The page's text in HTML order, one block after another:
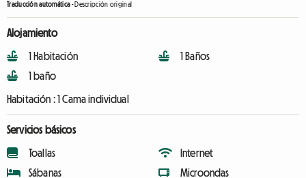
Traducción automática-Descripción original
Alojamiento
1 Habitación
1 baño
1 Baños
Habitación :1 Cama individual
Servicios básicos
Toallas
Sábanas
Internet
Microondas